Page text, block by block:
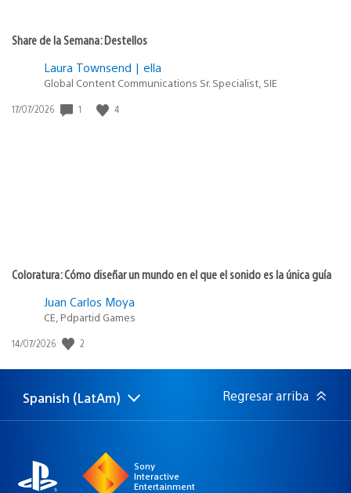
Share de la Semana: Destellos
Laura Townsend | ella
Global Content Communications Sr. Specialist, SIE
Fecha
17/07/2026 1 4
Coloratura: Cómo diseñar un mundo en el que el sonido es la única guía
Juan Carlos Moya
CE, Pdpartid Games
Fecha
publicación:
14/07/2026 2
Elige
Región
Spanish (LatAm) Regresar arriba
Sony
Interactive
Entertainment